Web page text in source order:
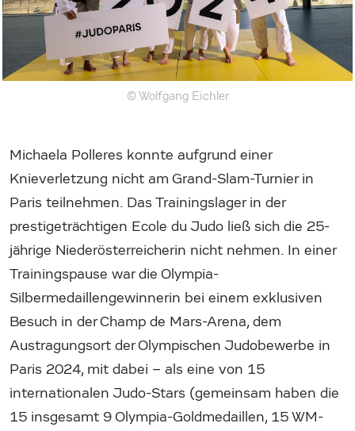
© Wolfgang Eichler
Michaela Polleres konnte aufgrund einer
Knieverletzung nicht am Grand-Slam-Turnier in
Paris teilnehmen. Das Trainingslager in der
prestigeträchtigen Ecole du Judo ließ sich die 25-
jährige Niederösterreicherin nicht nehmen. In einer
Trainingspause war die Olympia-
Silbermedaillengewinnerin bei einem exklusiven
Besuch in der Champ de Mars-Arena, dem
Austragungsort der Olympischen Judobewerbe in
Paris 2024, mit dabei – als eine von 15
internationalen Judo-Stars (gemeinsam haben die
15 insgesamt 9 Olympia-Goldmedaillen, 15 WM-